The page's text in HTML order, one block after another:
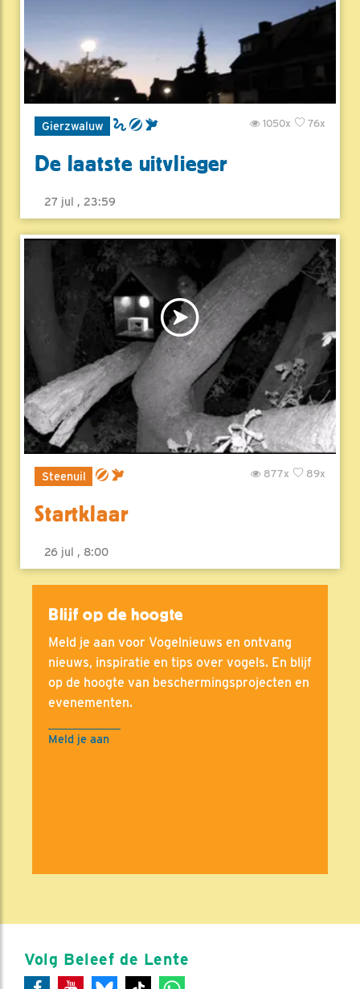
Gierzwaluw 76x
1050x
De laatste uitvlieger
27 jul , 23:59
Steenuil 89x
877x
Startklaar
26 jul , 8:00
Blijf op de hoogte
Meld je aan voor Vogelnieuws en ontvang
nieuws, inspiratie en tips over vogels. En blijf
op de hoogte van beschermingsprojecten en
evenementen.
Meld je aan
Volg Beleef de Lente